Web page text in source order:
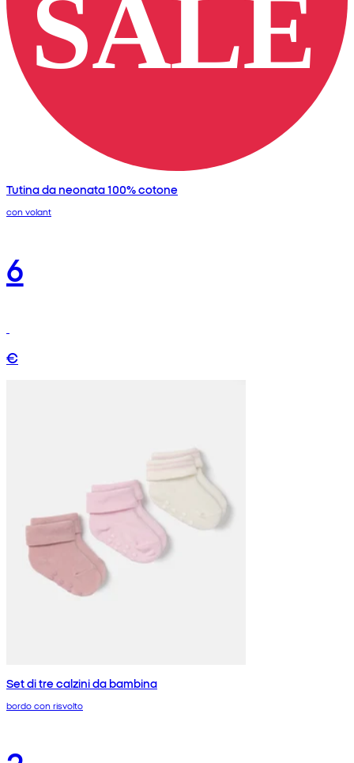
Tutina da neonata 100% cotone
con volant
6
€
Set di tre calzini da bambina
bordo con risvolto